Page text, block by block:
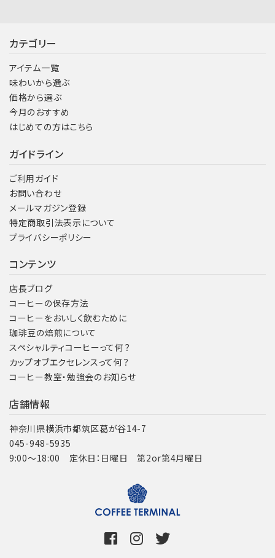
カテゴリー
アイテム一覧
味わいから選ぶ
価格から選ぶ
今月のおすすめ
はじめての方はこちら
ガイドライン
ご利用ガイド
お問い合わせ
メールマガジン登録
特定商取引法表示について
プライバシーポリシー
コンテンツ
店長ブログ
コーヒーの保存方法
コーヒーをおいしく飲むために
珈琲豆の焙煎について
スペシャルティコーヒーって何？
カップオブエクセレンスって何？
コーヒー教室・勉強会のお知らせ
店舗情報
神奈川県横浜市都筑区葛が谷14-7
045-948-5935
9:00～18:00 定休日：日曜日 第2or第4月曜日